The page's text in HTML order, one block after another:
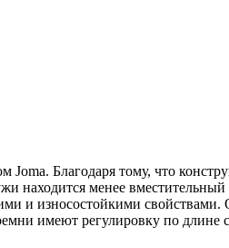
Благодаря тому, что
находится менее
и износостойкими свойствами.
имеют регулировку по длине